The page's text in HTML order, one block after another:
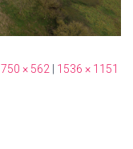
750 × 562
1536 × 1151